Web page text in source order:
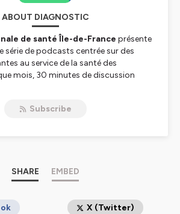
ABOUT DIAGNOSTIC
de santé Île-de-France présente
série de podcasts centrée sur des
au service de la santé des
mois, 30 minutes de discussion
l’ARS s’adresse à toutes les
au cœur du Projet régional de Santé
Île-de-France | Agence régionale de
Subscribe
SHARE EMBED
X (Twitter)